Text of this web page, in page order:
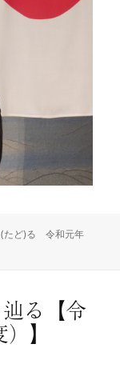
(たど)る 令和元年
る【令
】